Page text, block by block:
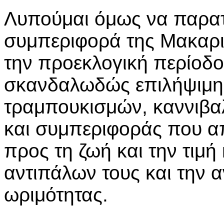
Λυπούμαι όμως να
συμπεριφορά της
την προεκλογική
σκανδαλωδώς επιλήψιμη
τραμπουκισμών,
και συμπεριφοράς που
προς τη ζωή και την
αντιπάλων τους και την
ωριμότητας.